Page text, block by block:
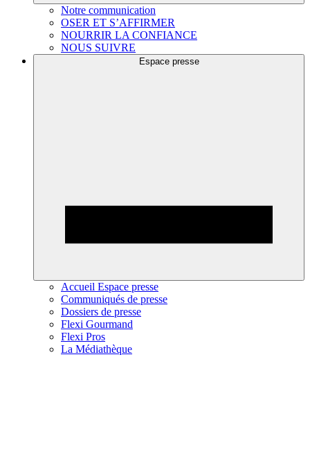
Notre communication
OSER ET S’AFFIRMER
NOURRIR LA CONFIANCE
NOUS SUIVRE
Espace presse
Accueil Espace presse
Communiqués de presse
Dossiers de presse
Flexi Gourmand
Flexi Pros
La Médiathèque